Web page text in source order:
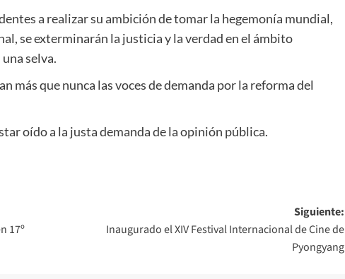
a realizar su ambición de tomar la hegemonía mundial,
se exterminarán la justicia y la verdad en el ámbito
selva.
más que nunca las voces de demanda por la reforma del
oído a la justa demanda de la opinión pública.
17º
Siguiente:
Inaugurado el XIV Festival Internacional de Cine de
Pyongyang